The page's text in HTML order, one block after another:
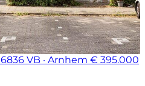
6836 VB · Arnhem € 395.000